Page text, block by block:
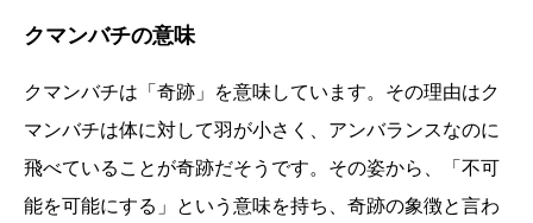
クマンバチの意味
クマンバチは「奇跡」を意味しています。その理由はク
マンバチは体に対して羽が小さく、アンバランスなのに
飛べていることが奇跡だそうです。その姿から、「不可
能を可能にする」という意味を持ち、奇跡の象徴と言わ